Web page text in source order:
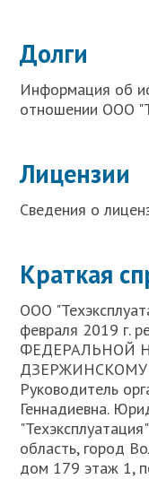
Долги
Информация об
отношении ООО
Лицензии
Сведения о
Краткая
ООО
февраля 2019 г.
ФЕДЕРАЛЬНОЙ
ДЗЕРЖИНСКОМУ
Руководитель
Геннадиевна.
область, город
дом 179 этаж 1,